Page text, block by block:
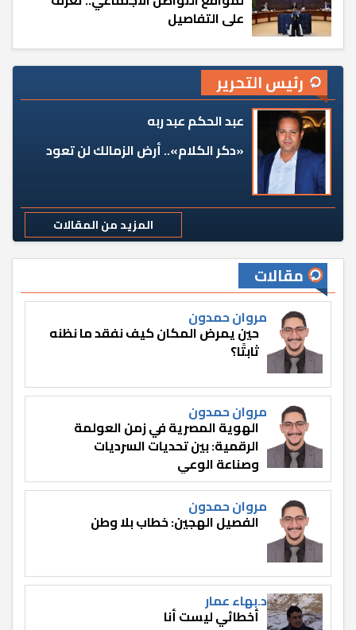
على التفاصيل
رئيس التحرير
عبد الحكم عبد ربه
«دكر الكلام».. أرض الزمالك لن تعود
المزيد من المقالات
مقالات
مروان حمدون
حين يمرض المكان كيف نفقد ما نظنه
ثابتًا؟
مروان حمدون
الهوية المصرية في زمن العولمة
الرقمية: بين تحديات السرديات
وصناعة الوعي
مروان حمدون
الفصيل الهجين: خطاب بلا وطن
د.بهاء عمار
أخطائي ليست أنا